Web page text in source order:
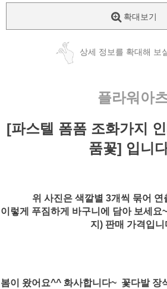
확대보기
상세 정보를 확대해 보
플라워아
[파스텔 폼폼 조화가지
품꽃] 입니
위 사진은 색깔별 3개씩 묶어 연
이렇게 푸짐하게 바구니에 담아 보세
지) 판매 가격입니
봄이 왔어요^^ 화사합니다~ 꽃다발 장